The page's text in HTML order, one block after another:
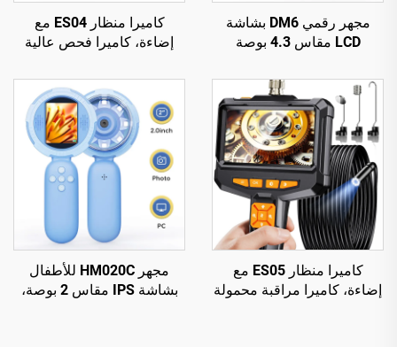
مجهر رقمي DM6 بشاشة
LCD مقاس 4.3 بوصة
مجهر لللحام مناسب للإصلاح،
واللوحات الإلكترونية (pcb)،
والنباتات
كاميرا منظار ES04 مع
إضاءة، كاميرا فحص عالية
IPS، قطر 7.9 مم، مقاومة
للماء IP67
كاميرا منظار ES05 مع
إضاءة، كاميرا مراقبة محمولة
مجهر HM020C للأطفال
بشاشة IPS مقاس 2 بوصة،